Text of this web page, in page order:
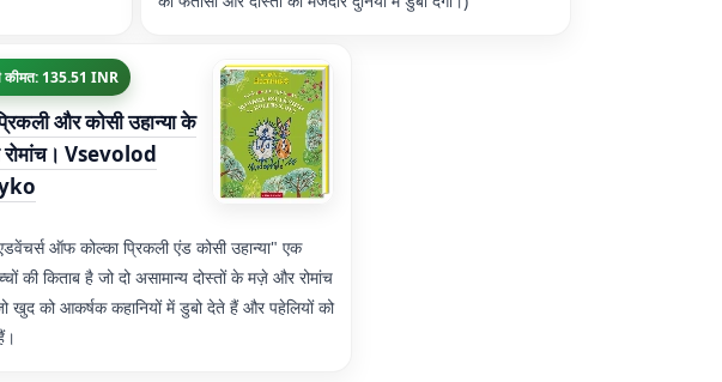
कीमत: 135.51 INR
और कोसी उहान्या के
रोमांच। Vsevolod
ऑफ कोल्का प्रिकली एंड कोसी उहान्या" एक
की किताब है जो दो असामान्य दोस्तों के मज़े और रोमांच
खुद को आकर्षक कहानियों में डुबो देते हैं और पहेलियों को